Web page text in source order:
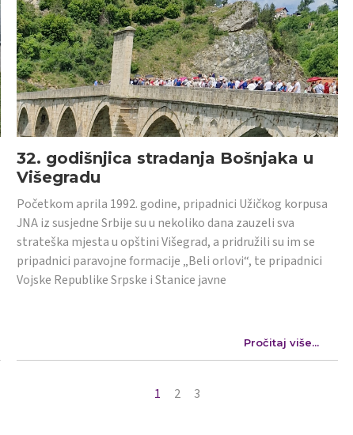
32. godišnjica stradanja Bošnjaka u
Višegradu
Početkom aprila 1992. godine, pripadnici Užičkog korpusa
JNA iz susjedne Srbije su u nekoliko dana zauzeli sva
strateška mjesta u opštini Višegrad, a pridružili su im se
pripadnici paravojne formacije „Beli orlovi“, te pripadnici
Vojske Republike Srpske i Stanice javne
Pročitaj više...
1 2 3